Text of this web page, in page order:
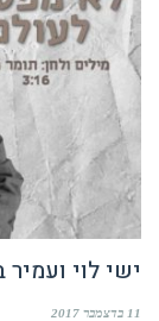
ישי לוי
11 בדצמבר 2017